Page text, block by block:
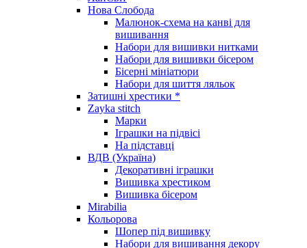
Нова Слобода
Малюнок-схема на канві для
вишивання
Набори для вишивки нитками
Набори для вишивки бісером
Бісерні мініатюри
Набори для шиття ляльок
Затишні хрестики *
Zayka stitch
Марки
Іграшки на підвісі
На підставці
ВДВ (Україна)
Декоративні іграшки
Вишивка хрестиком
Вишивка бісером
Mirabilia
Кольорова
Шопер під вишивку
Набори для вишивання декору